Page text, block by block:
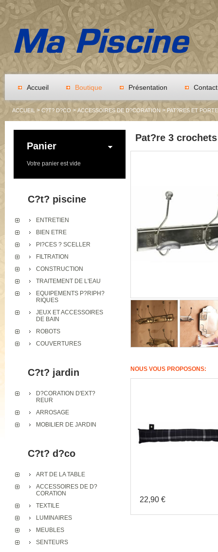
Accueil Boutique Présentation Contact
Panier
Votre panier est vide
C?t? piscine
ENTRETIEN
BIEN ETRE
PI?CES ? SCELLER
FILTRATION
CONSTRUCTION
TRAITEMENT DE L'EAU
EQUIPEMENTS P?RIPH?
RIQUES
JEUX ET ACCESSOIRES
DE BAIN
ROBOTS
COUVERTURES
C?t? jardin
D?CORATION D'EXT?
REUR
ARROSAGE
MOBILIER DE JARDIN
C?t? d?co
ART DE LA TABLE
ACCESSOIRES DE D?
CORATION
TEXTILE
LUMINAIRES
MEUBLES
SENTEURS
ACCUEIL > C?T? D?CO > ACCESSOIRES DE D?CORATION > PAT?RES ET
Pat?re 3
NOUS VOUS PROPOSONS:
22,90 €